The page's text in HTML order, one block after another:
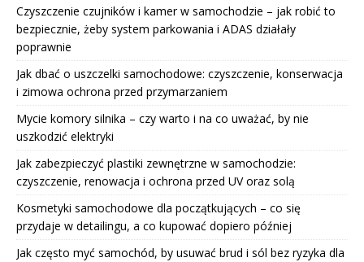
Czyszczenie czujników i kamer w samochodzie – jak robić to
bezpiecznie, żeby system parkowania i ADAS działały
poprawnie
Jak dbać o uszczelki samochodowe: czyszczenie, konserwacja
i zimowa ochrona przed przymarzaniem
Mycie komory silnika – czy warto i na co uważać, by nie
uszkodzić elektryki
Jak zabezpieczyć plastiki zewnętrzne w samochodzie:
czyszczenie, renowacja i ochrona przed UV oraz solą
Kosmetyki samochodowe dla początkujących – co się
przydaje w detailingu, a co kupować dopiero później
Jak często myć samochód, by usuwać brud i sól bez ryzyka dla